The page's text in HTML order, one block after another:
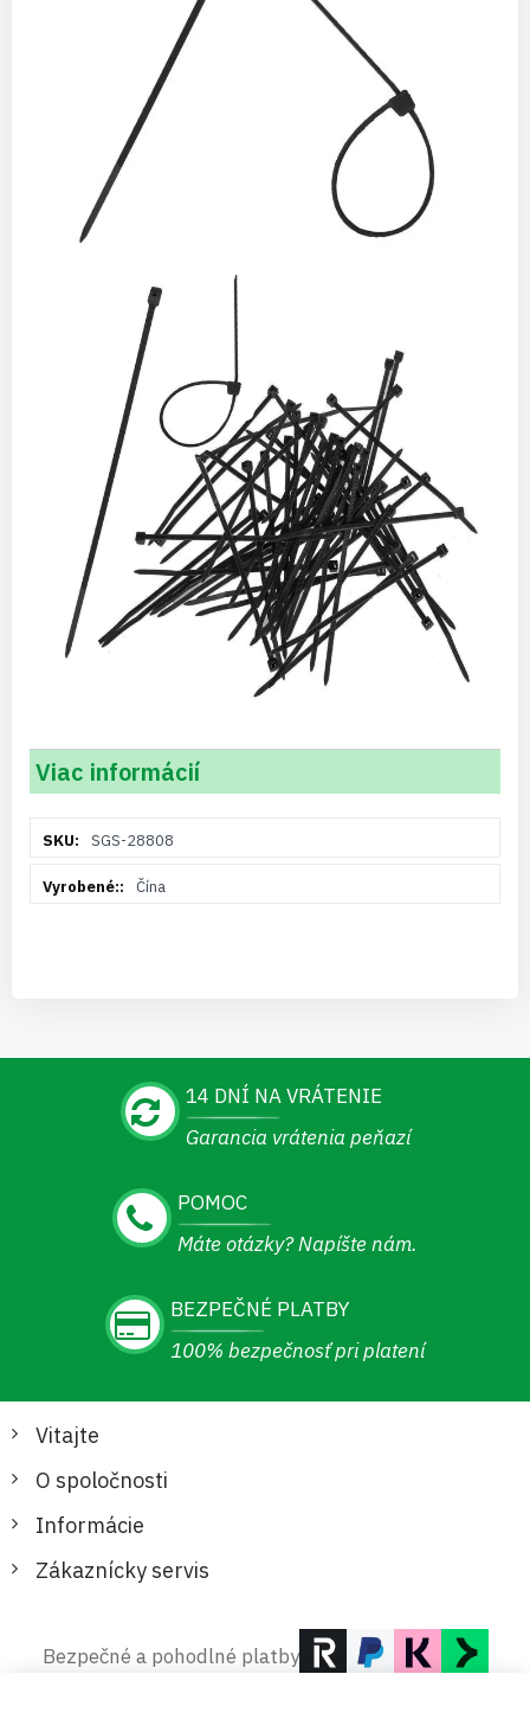
Viac informácií
informáciíSGS-28808
Čína
14 DNÍ NA VRÁTENIE
Garancia vrátenia peňazí
POMOC
Máte otázky? Napíšte nám.
BEZPEČNÉ PLATBY
100% bezpečnosť pri platení
Vitajte
O spoločnosti
Informácie
Zákaznícky servis
Bezpečné a pohodlné platby